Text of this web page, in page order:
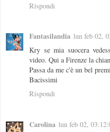
Rispondi
Fantasilandia lun feb 02,
Kry se mia suocera
video. Qui a Firenze la
Passa da me c'è un bel
Bacissimi
Rispondi
Carolina lun feb 02,